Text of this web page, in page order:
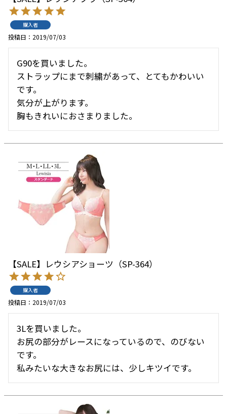
購入者
投稿日 2019/07/03
G90を買いました。
ストラップにまで刺繍があって、とてもかわいい
です。
気分が上がります。
胸もきれいにおさまりました。
【SALE】レウシアショーツ（SP-364）
購入者
投稿日 2019/07/03
3Lを買いました。
お尻の部分がレースになっているので、のびない
です。
私みたいな大きなお尻には、少しキツイです。